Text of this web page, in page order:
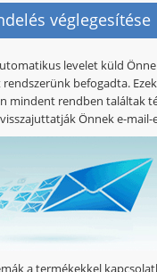
véglegesítése
levelet küld
befogadta.
mindent rendben találtak
visszajuttatják Önnek e-mail-
a termékekkel